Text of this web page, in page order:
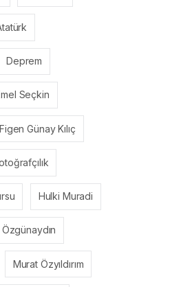
Deprem
Seçkin
Figen Günay Kılıç
Hulki Muradi
Özgünaydın
Murat Özyıldırım